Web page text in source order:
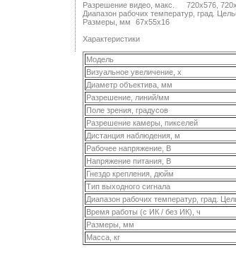
Разрешение видео, макс.
720x576,
Диапазон рабочих температур, град.
Размеры, мм
67x55x16
Характеристики
Модель
Визуальное увеличение, х
Диаметр объектива, мм
Разрешение, линий/мм
Поле зрения, градусов
Разрешение камеры, пикселей
Дистанция наблюдения, м
Рабочее напряжение, В
Напряжение питания, В
Гнездо крепления, дюйм
Тип выходного сигнала
Диапазон рабочих температур, град.
Время работы (с ИК / без ИК), ч
Размеры, мм
Масса, кг